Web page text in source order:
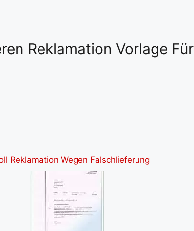
Reklamation Vorlage Für